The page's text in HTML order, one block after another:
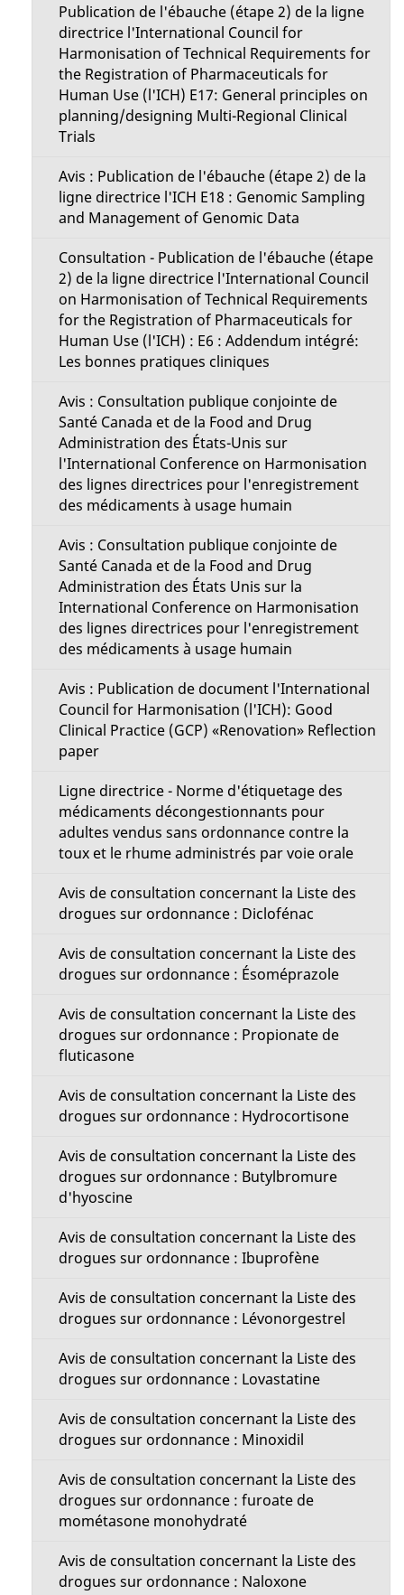
Publication de l'ébauche (étape 2) de la ligne
directrice l'International Council for
Harmonisation of Technical Requirements for
the Registration of Pharmaceuticals for
Human Use (l'ICH) E17: General principles on
planning/designing Multi-Regional Clinical
Trials
Avis : Publication de l'ébauche (étape 2) de la
ligne directrice l'ICH E18 : Genomic Sampling
and Management of Genomic Data
Consultation - Publication de l'ébauche (étape
2) de la ligne directrice l'International Council
on Harmonisation of Technical Requirements
for the Registration of Pharmaceuticals for
Human Use (l'ICH) : E6 : Addendum intégré:
Les bonnes pratiques cliniques
Avis : Consultation publique conjointe de
Santé Canada et de la Food and Drug
Administration des États-Unis sur
l'International Conference on Harmonisation
des lignes directrices pour l'enregistrement
des médicaments à usage humain
Avis : Consultation publique conjointe de
Santé Canada et de la Food and Drug
Administration des États Unis sur la
International Conference on Harmonisation
des lignes directrices pour l'enregistrement
des médicaments à usage humain
Avis : Publication de document l'International
Council for Harmonisation (l'ICH): Good
Clinical Practice (GCP) «Renovation» Reflection
paper
Ligne directrice - Norme d'étiquetage des
médicaments décongestionnants pour
adultes vendus sans ordonnance contre la
toux et le rhume administrés par voie orale
Avis de consultation concernant la Liste des
drogues sur ordonnance : Diclofénac
Avis de consultation concernant la Liste des
drogues sur ordonnance : Ésoméprazole
Avis de consultation concernant la Liste des
drogues sur ordonnance : Propionate de
fluticasone
Avis de consultation concernant la Liste des
drogues sur ordonnance : Hydrocortisone
Avis de consultation concernant la Liste des
drogues sur ordonnance : Butylbromure
d'hyoscine
Avis de consultation concernant la Liste des
drogues sur ordonnance : Ibuprofène
Avis de consultation concernant la Liste des
drogues sur ordonnance : Lévonorgestrel
Avis de consultation concernant la Liste des
drogues sur ordonnance : Lovastatine
Avis de consultation concernant la Liste des
drogues sur ordonnance : Minoxidil
Avis de consultation concernant la Liste des
drogues sur ordonnance : furoate de
mométasone monohydraté
Avis de consultation concernant la Liste des
drogues sur ordonnance : Naloxone